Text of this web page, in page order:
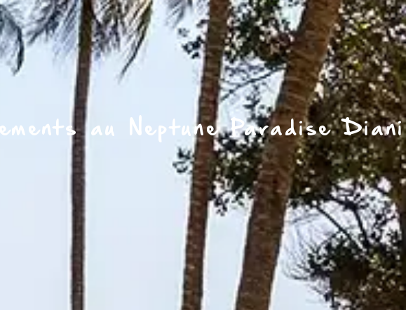
au Neptune Paradise Diani